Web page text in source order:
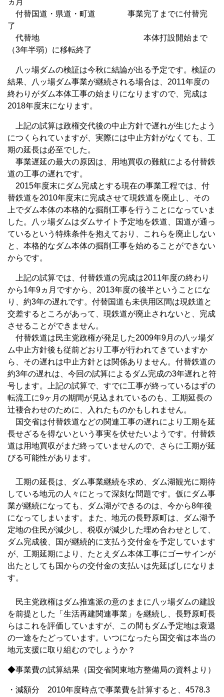
付替国道・県道・町道 事業完了までに付替完
了
代替地 本体打設開始まで
（3年半弱）に移転終了
八ッ場ダムの検証は今秋に結論が出る予定です。検証の
結果、八ッ場ダム事業が継続される場合は、2011年度の
終わりがダム本体工事の始まりになりますので、完成は
2018年度末になります。
上記の試算は政権交代後の中止方針で遅れが生じたよう
につくられていますが、実際には中止方針がなくても、工
期の延長は必至でした。
事業遅延の最大の原因は、用地買収の難航による付替鉄
道の工事の遅れです。
2015年度末にダム完成とする現在の事業工程では、付
替鉄道を2010年度末に完成させて現鉄道を廃止し、その
上でダム本体の本格的な掘削工事を行うことになっていま
した。八ッ場ダムはダムサイト予定地を鉄道、国道が通っ
ているという特殊条件を抱えており、これらを廃止しない
と、本格的なダム本体の掘削工事を始めることができない
からです。
上記の試算では、付替鉄道の完成は2011年度の終わり
から1年9ヵ月ですから、2013年度の後半ということにな
り、約3年の遅れです。付替国道も未供用区間は現鉄道と
交差するところがあって、現鉄道が廃止されないと、完成
させることができません。
付替鉄道は民主党政権が発足した2009年9月の八ッ場ダ
ム中止方針後も従前どおり工事が行われてきていますか
ら、その遅れは中止方針とは関係ありません。付替鉄道の
約3年の遅れは、今回の試算によるダム完成の3年遅れと符
号します。上記の試算で、すでに工事が終っているはずの
転流工に9ヶ月の期間が見込まれているのも、工期延長の
辻褄合わせのために、入れたものかもしれません。
国交省は付替鉄道などの関連工事の遅れにより工期を延
長せざるを得ないという事実を伏せたいようです。付替鉄
道は用地買収がまだ終っていませんので、さらに工期が延
びる可能性があります。
工期の延長は、ダム事業継続を求め、ダム湖観光に期待
している地元の人々にとって深刻な問題です。仮にダム事
業が継続になっても、ダム湖ができるのは、今から8年後
になってしまいます。また、地元の長野原町は、ダム湖予
定地の住民が減少し、税収が減少した埋め合わせとして、
ダム完成後、国が継続的に支払う交付金を予定しています
が、工期延期により、たとえダム本体工事にゴーサインが
出たとしても国からの交付金の支払いは先延ばしになりま
す。
民主党政権はダム推進派の意のままに八ッ場ダムの建設
を前提とした「生活再建関連事業」を継続し、長野原町長
らはこれを評価していますが、この間もダム予定地は衰退
の一途をたどっています。いつになったら国交省は本当の
地元支援に取り組むのでしょうか？
◆事業費の試算結果（国交省関東地方整備局の資料より）
・減額分 2010年度時点で事業費を計算すると、4578.3